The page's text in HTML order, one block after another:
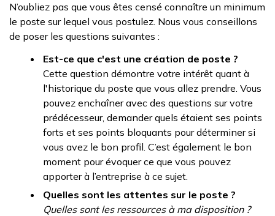
N’oubliez pas que vous êtes censé connaître un minimum
le poste sur lequel vous postulez. Nous vous conseillons
de poser les questions suivantes :
Est-ce que c'est une création de poste ?
Cette question démontre votre intérêt quant à
l'historique du poste que vous allez prendre. Vous
pouvez enchaîner avec des questions sur votre
prédécesseur, demander quels étaient ses points
forts et ses points bloquants pour déterminer si
vous avez le bon profil. C’est également le bon
moment pour évoquer ce que vous pouvez
apporter à l’entreprise à ce sujet.
Quelles sont les attentes sur le poste ?
Quelles sont les ressources à ma disposition ?